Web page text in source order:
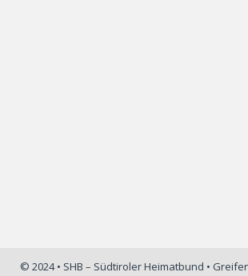
© 2024 • SHB – Südtiroler Heimatbund •